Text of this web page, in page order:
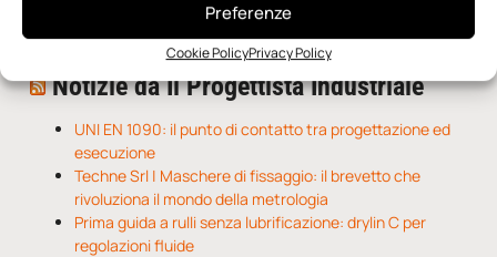
Preferenze
Cookie PolicyPrivacy Policy
O-Ring, tecnica e applicazioni
Notizie da Il Progettista Industriale
UNI EN 1090: il punto di contatto tra progettazione ed
esecuzione
Techne Srl | Maschere di fissaggio: il brevetto che
rivoluziona il mondo della metrologia
Prima guida a rulli senza lubrificazione: drylin C per
regolazioni fluide